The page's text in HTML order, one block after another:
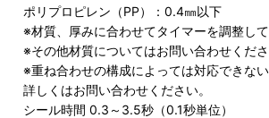
ポリプロピレン（PP）：0.4㎜以下
※材質、厚みに合わせてタイマーを調整して
※その他材質についてはお問い合わせくださ
※重ね合わせの構成によっては対応できない
詳しくはお問い合わせください。
シール時間 0.3～3.5秒（0.1秒単位）